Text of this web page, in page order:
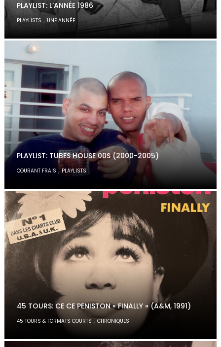
PLAYLIST: L’ANNÉE 1986
PLAYLISTS , UNE ANNÉE
PLAYLIST: TUBES HOUSE 00S (2000-2005)
COURANT FRAIS ,PLAYLISTS
45 TOURS: CE CE PENISTON « FINALLY » (A&M, 1991)
45 TOURS & FORMATS COURTS ,CHRONIQUES